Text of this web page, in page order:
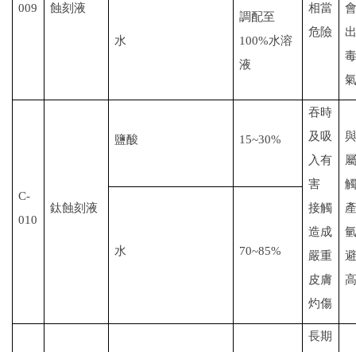
009
蝕刻液
相當
危險
水
調配至
100%水溶
液
C-
010
鈦蝕刻液
鹽酸 15~30%
吞時
及吸
入有
害
接觸
造成
嚴重
皮膚
灼傷
水 70~85%
長期